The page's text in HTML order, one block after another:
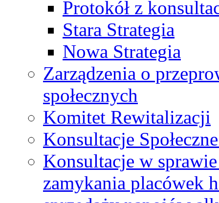
Protokół z
Stara Strategia
Nowa Strategia
Zarządzenia o
społecznych
Komitet Rewitalizacji
Konsultacje
Konsultacje w
zamykania placówek